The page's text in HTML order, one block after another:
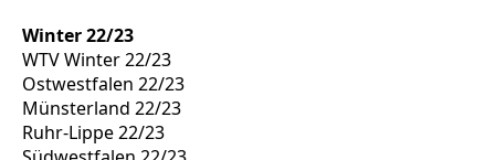
Winter 22/23
WTV Winter 22/23
Ostwestfalen 22/23
Münsterland 22/23
Ruhr-Lippe 22/23